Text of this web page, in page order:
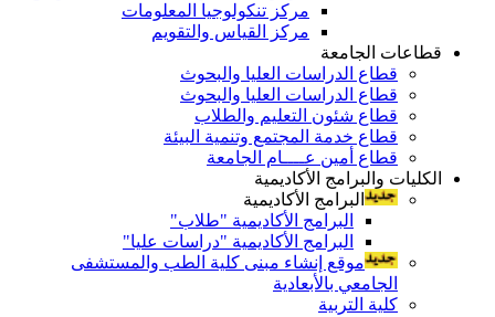
مركز تنكولوجيا المعلومات
مركز القياس والتقويم
قطاعات الجامعة
قطاع الدراسات العليا والبحوث
قطاع الدراسات العليا والبحوث
قطاع شئون التعليم والطلاب
قطاع خدمة المجتمع وتنمية البيئة
قطاع أمين عــــام الجامعة
الكليات والبرامج الأكاديمية
البرامج الأكاديمية
البرامج الأكاديمية "طلاب"
البرامج الأكاديمية "دراسات عليا"
موقع إنشاء مبنى كلية الطب والمستشفى
الجامعي بالأبعادية
كلية التربية